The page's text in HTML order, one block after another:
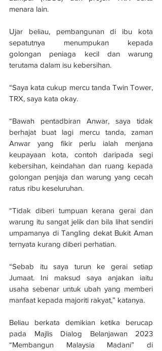
menara lain.
Ujar beliau, pembangunan di ibu kota
sepatutnya menumpukan kepada
golongan peniaga kecil dan warung
terutama dalam isu kebersihan.
“Saya kata cukup mercu tanda Twin Tower,
TRX, saya kata okay.
“Bawah pentadbiran Anwar, saya tidak
berhajat buat lagi mercu tanda, zaman
Anwar yang fikir perlu ialah menjana
keupayaan kota, contoh daripada segi
kebersihan, keindahan dan ruang kepada
golongan penjaja dan warung yang cecah
ratus ribu keseluruhan.
“Tidak diberi tumpuan kerana gerai dan
warung itu sangat jelik dan bila lihat sendiri
umpamanya di Tangling dekat Bukit Aman
ternyata kurang diberi perhatian.
“Sebab itu saya turun ke gerai setiap
Jumaat. Ini maksud saya anjakan iaitu
usaha sebenar untuk ubah yang memberi
manfaat kepada majoriti rakyat,” katanya.
Beliau berkata demikian ketika berucap
pada Majlis Dialog Belanjawan 2023
“Membangun Malaysia Madani” di